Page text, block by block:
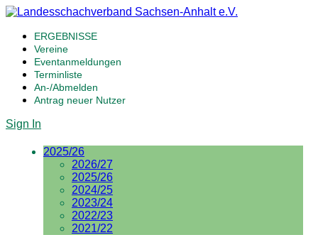
ERGEBNISSE
Vereine
Eventanmeldungen
Terminliste
An-/Abmelden
Antrag neuer Nutzer
Sign In
2025/26
2026/27
2025/26
2024/25
2023/24
2022/23
2021/22